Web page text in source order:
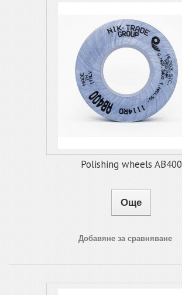
Polishing wheels AB400
Още
Добавяне за сравняване